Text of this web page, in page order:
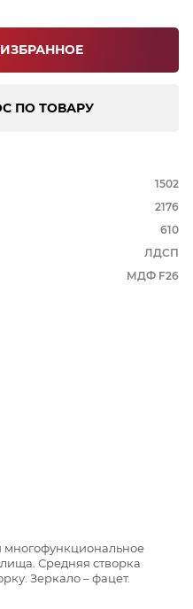
ПО ТОВАРУ
1502
2176
610
ЛДСП
МДФ F26
многофункциональное
Средняя створка
Зеркало – фацет.